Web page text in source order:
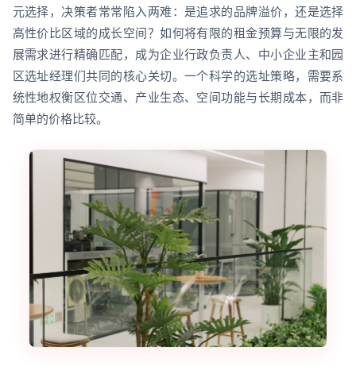
元选择，决策者常常陷入两难：是追求的品牌溢价，还是选择
高性价比区域的成长空间？如何将有限的租金预算与无限的发
展需求进行精确匹配，成为企业行政负责人、中小企业主和园
区选址经理们共同的核心关切。一个科学的选址策略，需要系
统性地权衡区位交通、产业生态、空间功能与长期成本，而非
简单的价格比较。